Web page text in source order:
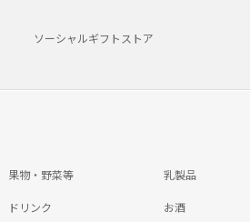
ソーシャルギフトストア
果物・野菜等 乳製品
ドリンク お酒